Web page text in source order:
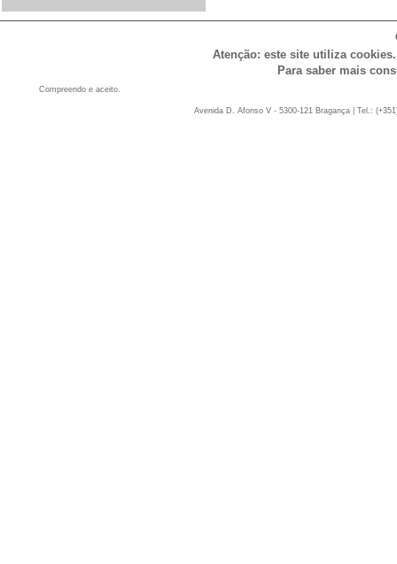
Atenção: este site utiliza
Para saber mais
Compreendo e aceito.
Avenida D. Afonso V - 5300-121 Bragança | Tel.: